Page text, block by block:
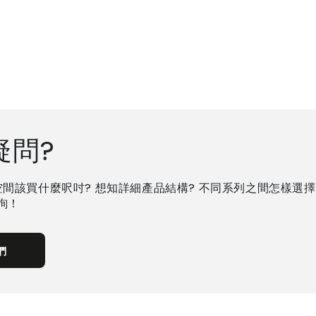
問?
該買什麼呎吋? 想知詳細產品結構? 不同系列之間怎樣選